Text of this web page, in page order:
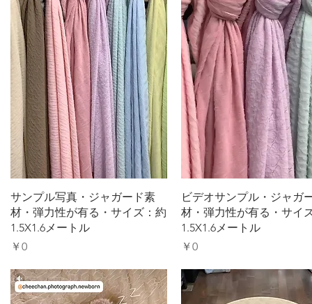
クイックビュー
サンプル写真・ジャガード素
材・弾力性が有る・サイズ：約
1.5X1.6メートル
価格
￥0
クイックビュー
ビデオサンプル・ジャガ
材・弾力性が有る・サイ
1.5X1.6メートル
価格
￥0